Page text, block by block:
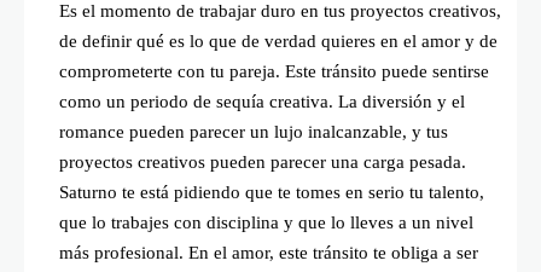
Es el momento de trabajar duro en tus proyectos creativos,
de definir qué es lo que de verdad quieres en el amor y de
comprometerte con tu pareja. Este tránsito puede sentirse
como un periodo de sequía creativa. La diversión y el
romance pueden parecer un lujo inalcanzable, y tus
proyectos creativos pueden parecer una carga pesada.
Saturno te está pidiendo que te tomes en serio tu talento,
que lo trabajes con disciplina y que lo lleves a un nivel
más profesional. En el amor, este tránsito te obliga a ser